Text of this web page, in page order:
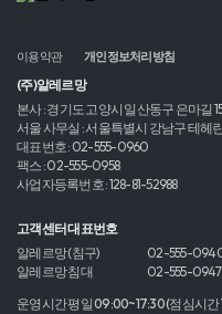
이용약관 개인정보처리방침
(주)알레르망
본사 : 경기도 고양시 일산동구 은마길
서울 사무실 : 서울특별시 강남구 테헤
대표번호 : 02-555-0960
팩스 : 02-555-0958
사업자등록번호 : 128-81-52988
고객센터 대표번호
알레르망 (침구)
02-555-
알레르망 침대
02-555-0947
운영시간 평일 09:00~17:30 (점심시간